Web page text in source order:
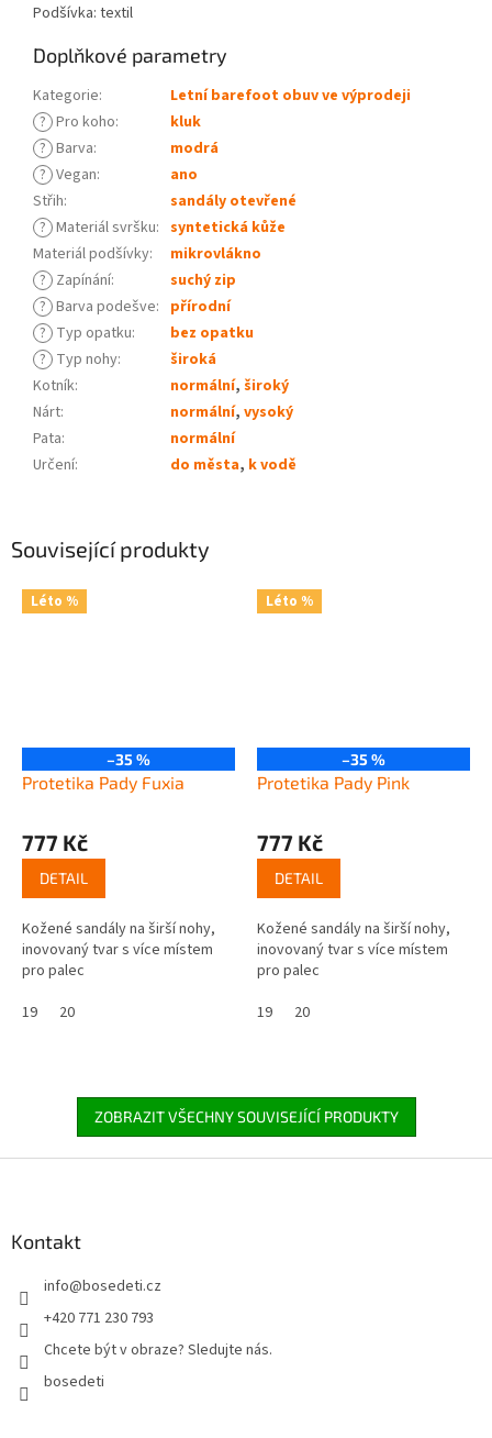
Související produkty
Léto %
–35 %
Protetika Pady Fuxia
777 Kč
DETAIL
Kožené sandály na širší nohy,
inovovaný tvar s více místem
pro palec
19
20
Léto %
–35 %
Protetika Pady Pink
777 Kč
DETAIL
Kožené sandály na širší nohy,
inovovaný tvar s více místem
pro palec
19
20
ZOBRAZIT VŠECHNY SOUVISEJÍCÍ PRODUKTY
Podšívka: textil
Doplňkové parametry
Kategorie:
Letní barefoot obuv ve výprodeji
? Pro koho:
kluk
? Barva:
modrá
? Vegan:
ano
Střih:
sandály otevřené
? Materiál svršku: syntetická kůže
Materiál podšívky:
mikrovlákno
? Zapínání:
suchý zip
? Barva podešve: přírodní
? Typ opatku:
bez opatku
? Typ nohy:
široká
Kotník: normální, široký
Nárt: normální, vysoký
Pata:
normální
Určení: do města, k vodě
Kontakt
info@bosedeti.cz
+420 771 230 793
Chcete být v obraze? Sledujte nás.
bosedeti